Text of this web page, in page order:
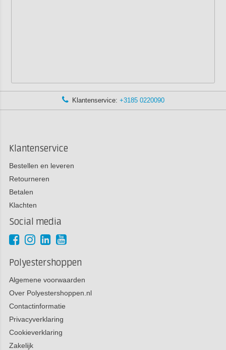
Klantenservice: +3185 0220090
Klantenservice
Bestellen en leveren
Retourneren
Betalen
Klachten
Social media
Polyestershoppen
Algemene voorwaarden
Over Polyestershoppen.nl
Contactinformatie
Privacyverklaring
Cookieverklaring
Zakelijk